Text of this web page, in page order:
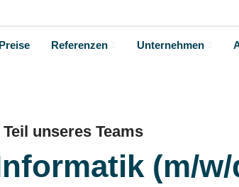
Preise Referenzen Unternehmen
unseres Teams
(m/w/